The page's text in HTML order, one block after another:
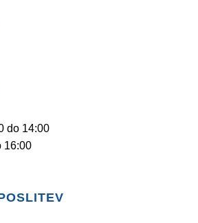
do 14:00
16:00